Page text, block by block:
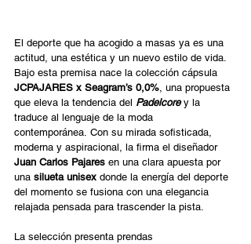
El deporte que ha acogido a masas ya es una
actitud, una estética y un nuevo estilo de vida.
Bajo esta premisa nace la colección cápsula
JCPAJARES x Seagram’s 0,0%, una propuesta
que eleva la tendencia del Padelcore y la
traduce al lenguaje de la moda
contemporánea. Con su mirada sofisticada,
moderna y aspiracional, la firma el diseñador
Juan Carlos Pajares en una clara apuesta por
una silueta unisex donde la energía del deporte
del momento se fusiona con una elegancia
relajada pensada para trascender la pista.
La selección presenta prendas